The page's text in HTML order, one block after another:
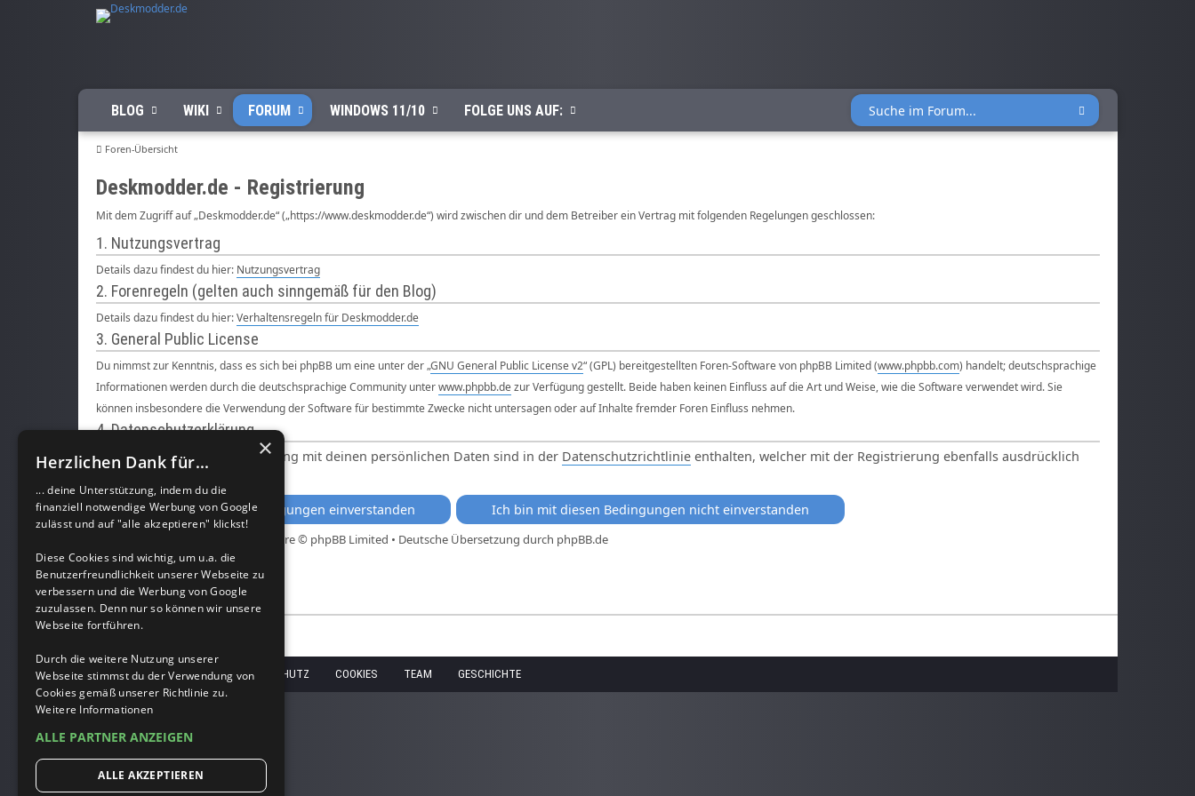
BLOG WIKI FORUM WINDOWS 11/10 FOLGE UNS AUF:
Foren-Übersicht
Deskmodder.de - Registrierung
Mit dem Zugriff auf „Deskmodder.de“ („https://www.deskmodder.de“) wird zwischen dir und dem Betreiber ein Vertrag mit folgenden Regelungen geschlossen:
1. Nutzungsvertrag
Details dazu findest du hier: Nutzungsvertrag
2. Forenregeln (gelten auch sinngemäß für den Blog)
Details dazu findest du hier:Verhaltensregeln für Deskmodder.de
3. General Public License
Du nimmst zur Kenntnis, dass es sich bei phpBB um eine unter der „GNU General Public License v2“ (GPL) bereitgestellten Foren-Software von phpBB Limited (www.phpbb.com) handelt; deutschsprachige
Informationen werden durch die deutschsprachige Community unterwww.phpbb.dezur Verfügung gestellt. Beide haben keinen Einfluss auf die Art und Weise, wie die Software verwendet wird. Sie
können insbesondere die Verwendung der Software für bestimmte Zwecke nicht untersagen oder auf Inhalte fremder Foren Einfluss nehmen.
4. Datenschutzerklärung
Informationen über den Umgang mit deinen persönlichen Daten sind in der Datenschutzrichtlinieenthalten, welcher mit der Registrierung ebenfalls ausdrücklich
® Forum Software © phpBB Limited • Deutsche Übersetzung durch phpBB.de
HOME IMPRESSUM DATENSCHUTZ COOKIES TEAM GESCHICHTE
×
Herzlichen Dank für...
... deine Unterstützung, indem du die
finanziell notwendige Werbung von Google
zulässt und auf "alle akzeptieren" klickst!
Diese Cookies sind wichtig, um u.a. die
Benutzerfreundlichkeit unserer Webseite zu
verbessern und die Werbung von Google
zuzulassen. Denn nur so können wir unsere
Webseite fortführen.
Durch die weitere Nutzung unserer
Webseite stimmst du der Verwendung von
Cookies gemäß unserer Richtlinie zu.
Weitere Informationen
ALLE PARTNER ANZEIGEN
ALLE AKZEPTIEREN